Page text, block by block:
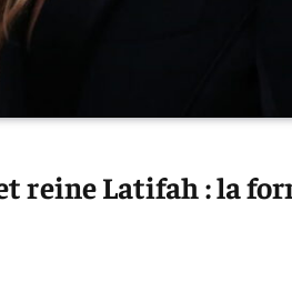
reine Latifah : la